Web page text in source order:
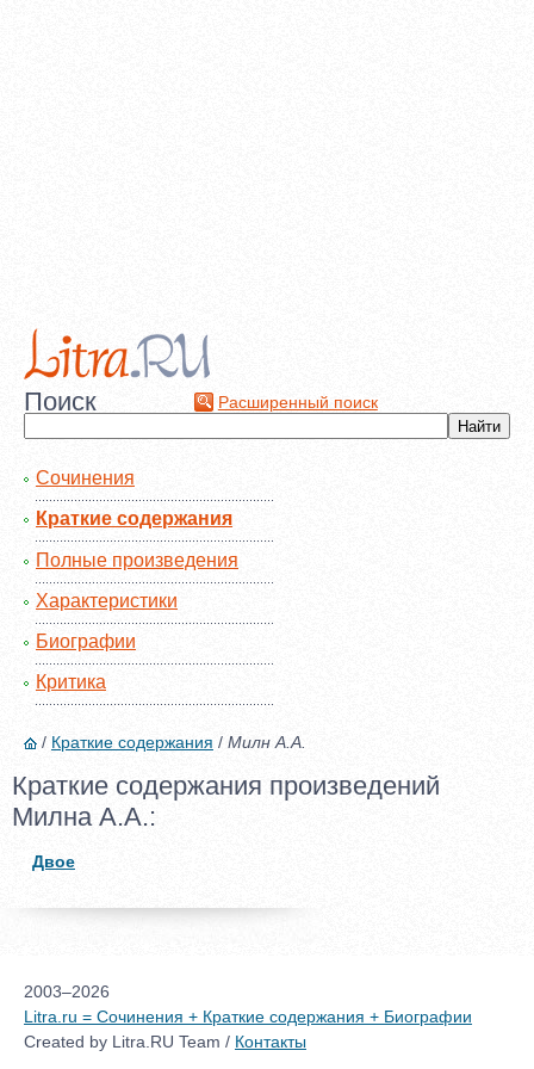
Поиск Расширенный поиск
Сочинения
Краткие содержания
Полные произведения
Характеристики
Биографии
Критика
/ Краткие содержания / Милн А.А.
Краткие содержания произведений
Милна А.А.:
Двое
2003–2026
Litra.ru = Сочинения + Краткие содержания + Биографии
Created by Litra.RU Team / Контакты